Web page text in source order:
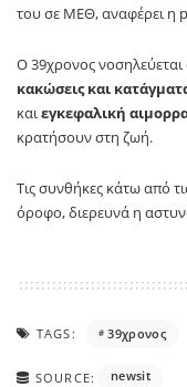
του σε ΜΕΘ, αναφέρει η
Ο 39χρονος
κακώσεις και
και εγκεφαλική
κρατήσουν στη ζωή.
Τις συνθήκες κάτω από
όροφο, διερευνά η
TAGS: 39χρονος
SOURCE: newsit